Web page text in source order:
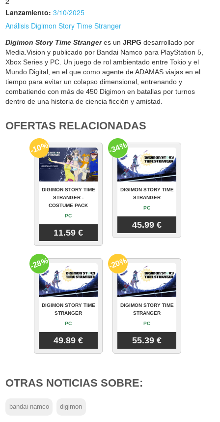
Lanzamiento: 3/10/2025
Análisis Digimon Story Time Stranger
Digimon Story Time Strangeres unJRPG desarrollado por
Media.Vision y publicado por Bandai Namco para PlayStation 5,
Xbox Series y PC. Un juego de rol ambientado entre Tokio y el
Mundo Digital, en el que como agente de ADAMAS viajas en el
tiempo para evitar un colapso dimensional, entrenando y
combatiendo con más de 450 Digimon en batallas por turnos
dentro de una historia de ciencia ficción y amistad.
OFERTAS RELACIONADAS
DIGIMON STORY TIME
STRANGER -
COSTUME PACK
PC
11.59 €
-10%
DIGIMON STORY TIME
STRANGER
PC
45.99 €
-34%
DIGIMON STORY TIME
STRANGER
PC
49.89 €
-28%
DIGIMON STORY TIME
STRANGER
PC
55.39 €
-20%
OTRAS NOTICIAS SOBRE:
bandai namco digimon